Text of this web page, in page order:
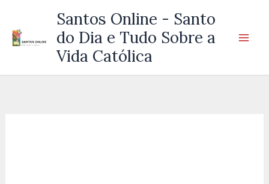
Santos Online - Santo
do Dia e Tudo Sobre a
Vida Católica